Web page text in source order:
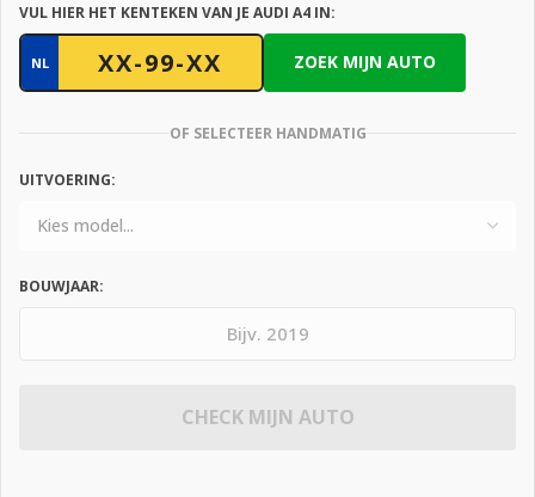
VUL HIER HET KENTEKEN VAN JE AUDI A4 IN:
NL ZOEK MIJN AUTO
OF SELECTEER HANDMATIG
UITVOERING:
BOUWJAAR:
CHECK MIJN AUTO